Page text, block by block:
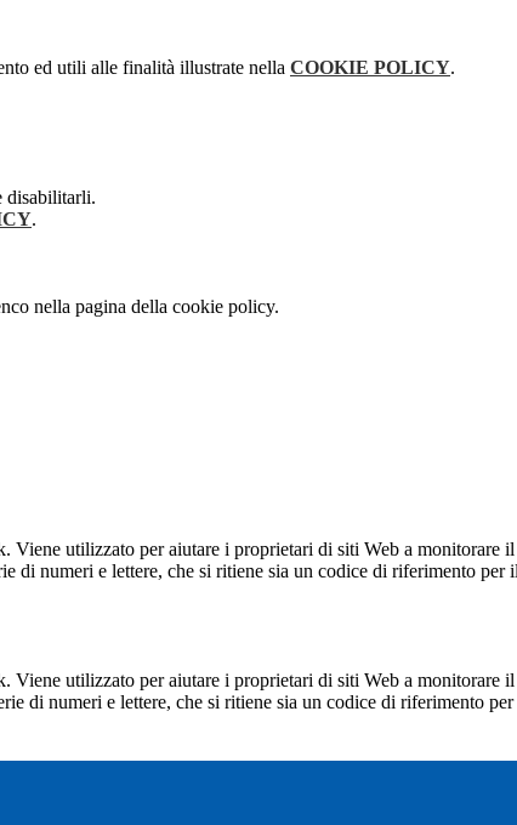
ed utili alle finalità illustrate nella COOKIE POLICY.
disabilitarli.
.
nella pagina della cookie policy.
utilizzato per aiutare i proprietari di siti Web a monitorare
di numeri e lettere, che si ritiene sia un codice di riferimento
utilizzato per aiutare i proprietari di siti Web a monitorare
di numeri e lettere, che si ritiene sia un codice di riferimento